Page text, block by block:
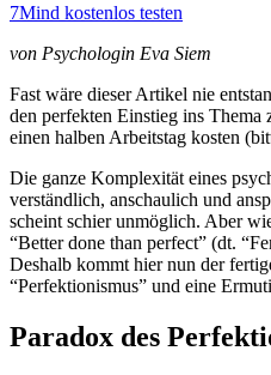
7Mind kostenlos testen
von Psychologin Eva Siem
Fast wäre dieser Artikel nie
den perfekten Einstieg ins Thema
einen halben Arbeitstag kosten
Die ganze Komplexität eines
verständlich, anschaulich und
scheint schier unmöglich. Aber
“Better done than perfect” (dt.
Deshalb kommt hier nun der
“Perfektionismus” und eine
Paradox des